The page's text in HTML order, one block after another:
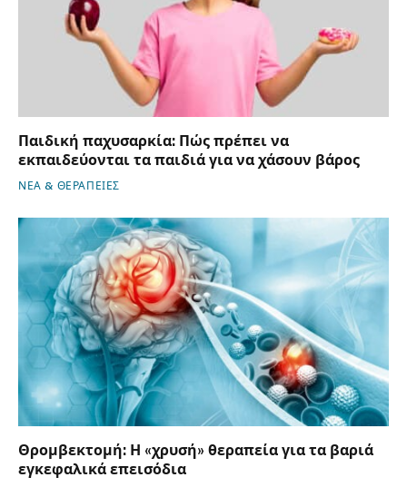
Παιδική παχυσαρκία: Πώς πρέπει να
εκπαιδεύονται τα παιδιά για να χάσουν βάρος
ΝΕΑ & ΘΕΡΑΠΕΙΕΣ
Θρομβεκτομή: Η «χρυσή» θεραπεία για τα βαριά
εγκεφαλικά επεισόδια